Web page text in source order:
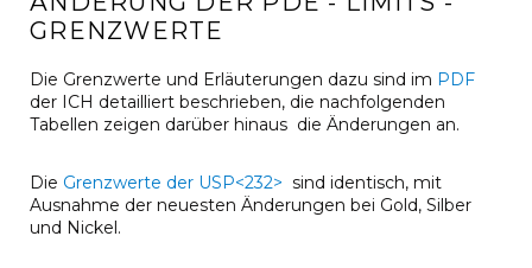
GRENZWERTE
Die Grenzwerte und Erläuterungen dazu sind im PDF
der ICH detailliert beschrieben, die nachfolgenden
Tabellen zeigen darüber hinaus die Änderungen an.
Die Grenzwerte der USP<232> sind identisch, mit
Ausnahme der neuesten Änderungen bei Gold, Silber
und Nickel.